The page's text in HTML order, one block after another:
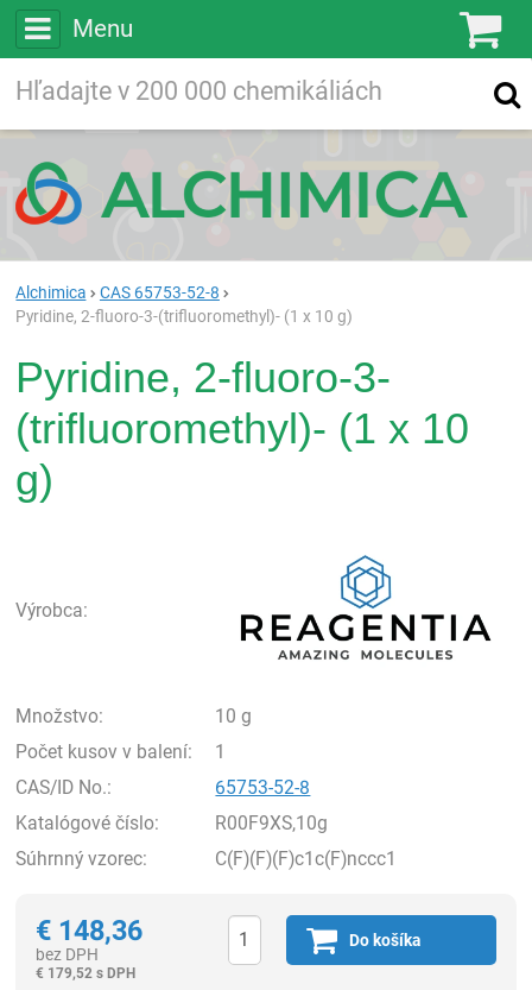
Menu
Vyhľadávanie
Alchimica
CAS 65753-52-8
Pyridine, 2-fluoro-3-(trifluoromethyl)- (1 x 10 g)
Pyridine, 2-fluoro-3-
(trifluoromethyl)- (1 x 10
g)
Výrobca:
Množstvo:
10 g
Počet kusov v balení:
1
CAS/ID No.:
65753-52-8
Katalógové číslo:
R00F9XS,10g
Súhrnný vzorec:
C(F)(F)(F)c1c(F)nccc1
€ 148,36
bez DPH
€ 179,52 s DPH
Do košíka